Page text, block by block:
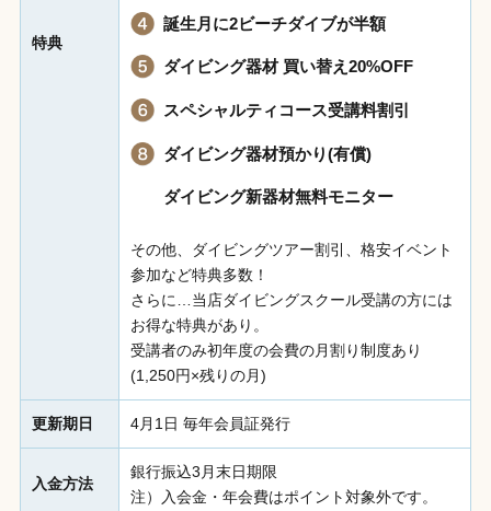
特典
誕生月に2ビーチダイブが半額
ダイビング器材 買い替え20%OFF
スペシャルティコース受講料割引
ダイビング器材預かり(有償)
ダイビング新器材無料モニター
その他、ダイビングツアー割引、格安イベント
参加など特典多数！
さらに…当店ダイビングスクール受講の方には
お得な特典があり。
受講者のみ初年度の会費の月割り制度あり
(1,250円×残りの月)
更新期日 4月1日 毎年会員証発行
入金方法
銀行振込3月末日期限
注）入会金・年会費はポイント対象外です。